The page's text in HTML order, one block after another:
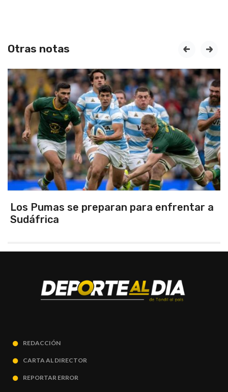
Otras notas
Los Pumas se preparan para enfrentar a
Sudáfrica
prev next
REDACCIÓN
CARTA AL DIRECTOR
REPORTAR ERROR